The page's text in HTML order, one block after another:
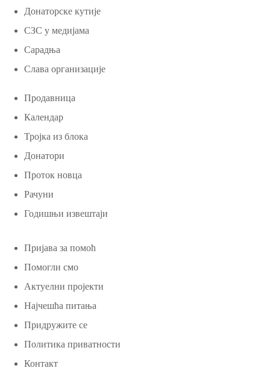
Донаторске кутије
СЗС у медијама
Сарадња
Слава организације
Продавница
Календар
Тројка из блока
Донатори
Проток новца
Рачуни
Годишњи извештаји
Пријава за помоћ
Помогли смо
Актуелни пројекти
Најчешћа питања
Придружите се
Политика приватности
Контакт